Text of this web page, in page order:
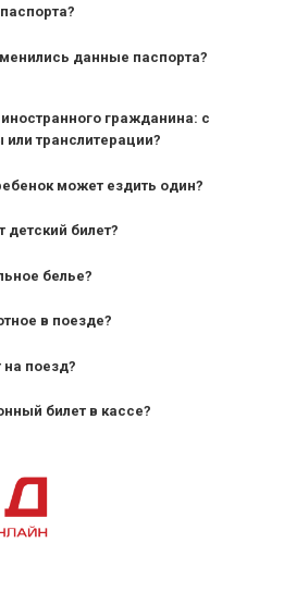
данные паспорта?
гражданина: с
транслитерации?
может ездить один?
следования — от 10 лет и
— от 7 лет.
детский билет?
белье?
в поезде?
на поезд?
билет в кассе?
номер заказа;
личности пассажира, на